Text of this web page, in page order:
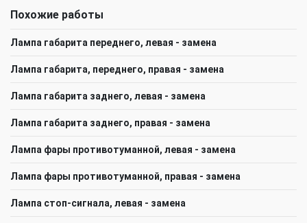
Похожие работы
Лампа габарита переднего, левая - замена
Лампа габарита, переднего, правая - замена
Лампа габарита заднего, левая - замена
Лампа габарита заднего, правая - замена
Лампа фары противотуманной, левая - замена
Лампа фары противотуманной, правая - замена
Лампа стоп-сигнала, левая - замена